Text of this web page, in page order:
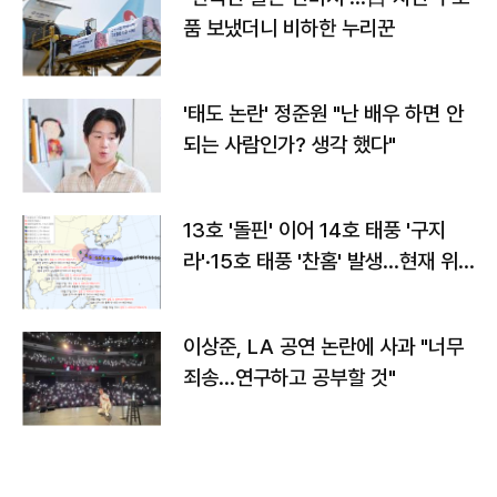
품 보냈더니 비하한 누리꾼
'태도 논란' 정준원 "난 배우 하면 안
되는 사람인가? 생각 했다"
13호 '돌핀' 이어 14호 태풍 '구지
라'·15호 태풍 '찬홈' 발생…현재 위
이상준, LA 공연 논란에 사과 "너무
죄송…연구하고 공부할 것"